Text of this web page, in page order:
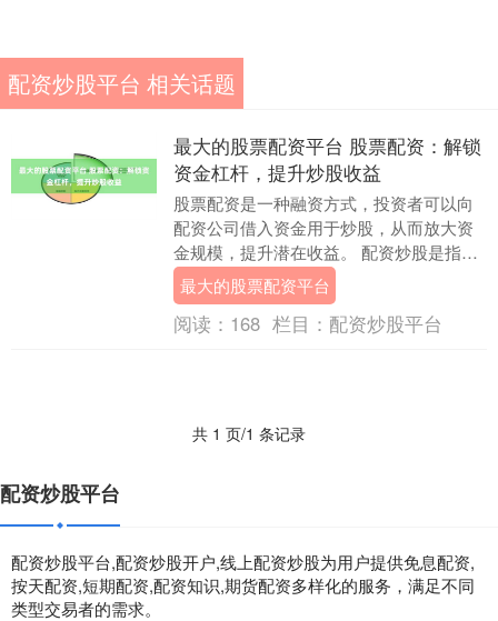
配资炒股平台 相关话题
最大的股票配资平台 股票配资：解锁
资金杠杆，提升炒股收益
股票配资是一种融资方式，投资者可以向
配资公司借入资金用于炒股，从而放大资
金规模，提升潜在收益。 配资炒股是指投
资者通过配资平台借用资金进行股票交
易，从而放大收益....
最大的股票配资平台
阅读： 168 栏目： 配资炒股平台
共 1 页/1 条记录
配资炒股平台
配资炒股平台,配资炒股开户,线上配资炒股为用户提供免息配资,
按天配资,短期配资,配资知识,期货配资多样化的服务，满足不同
类型交易者的需求。